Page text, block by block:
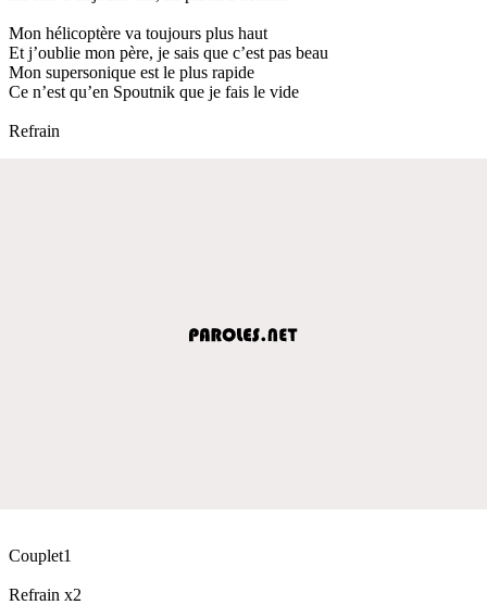
Mon hélicoptère va toujours plus haut
Et j’oublie mon père, je sais que c’est pas beau
Mon supersonique est le plus rapide
Ce n’est qu’en Spoutnik que je fais le vide
Refrain
Couplet1
Refrain x2